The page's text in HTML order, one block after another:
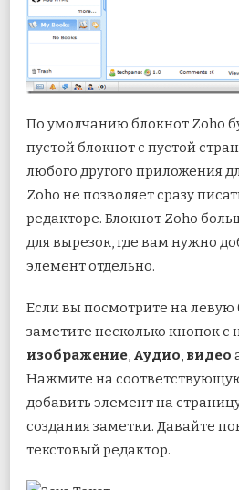
По умолчанию блокнот Zoho
пустой блокнот с пустой
любого другого приложения
Zoho не позволяет сразу
редакторе. Блокнот Zoho
для вырезок, где вам нужно
элемент отдельно.
Если вы посмотрите на
заметите несколько кнопок с
изображение, Аудио, видео
Нажмите на
добавить элемент на
создания заметки. Давайте
текстовый редактор.